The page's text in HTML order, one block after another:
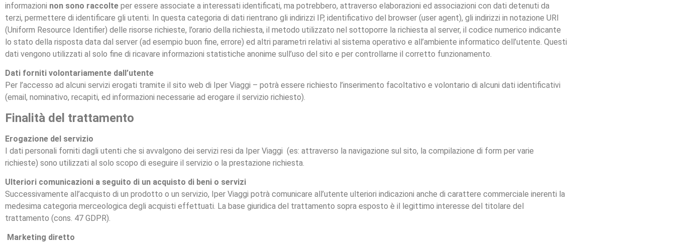
informazioni non sono raccolte per essere associate a interessati identificati, ma potrebbero, attraverso elaborazioni ed associazioni con dati detenuti da
terzi, permettere di identificare gli utenti. In questa categoria di dati rientrano gli indirizzi IP, identificativo del browser (user agent), gli indirizzi in notazione URI
(Uniform Resource Identifier) delle risorse richieste, l’orario della richiesta, il metodo utilizzato nel sottoporre la richiesta al server, il codice numerico indicante
lo stato della risposta data dal server (ad esempio buon fine, errore) ed altri parametri relativi al sistema operativo e all’ambiente informatico dell’utente. Questi
dati vengono utilizzati al solo fine di ricavare informazioni statistiche anonime sull’uso del sito e per controllarne il corretto funzionamento.
Dati forniti volontariamente dall’utente
Per l’accesso ad alcuni servizi erogati tramite il sito web di Iper Viaggi – potrà essere richiesto l’inserimento facoltativo e volontario di alcuni dati identificativi
(email, nominativo, recapiti, ed informazioni necessarie ad erogare il servizio richiesto).
Finalità del trattamento
Erogazione del servizio
I dati personali forniti dagli utenti che si avvalgono dei servizi resi da Iper Viaggi (es: attraverso la navigazione sul sito, la compilazione di form per varie
richieste) sono utilizzati al solo scopo di eseguire il servizio o la prestazione richiesta.
Ulteriori comunicazioni a seguito di un acquisto di beni o servizi
Successivamente all’acquisto di un prodotto o un servizio, Iper Viaggi potrà comunicare all’utente ulteriori indicazioni anche di carattere commerciale inerenti la
medesima categoria merceologica degli acquisti effettuati. La base giuridica del trattamento sopra esposto è il legittimo interesse del titolare del
trattamento (cons. 47 GDPR).
Marketing diretto